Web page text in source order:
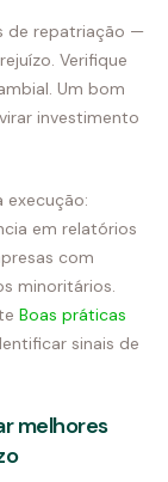
de repatriação —
Verifique
Um bom
investimento
execução:
em relatórios
com
minoritários.
Boas práticas
sinais de
melhores